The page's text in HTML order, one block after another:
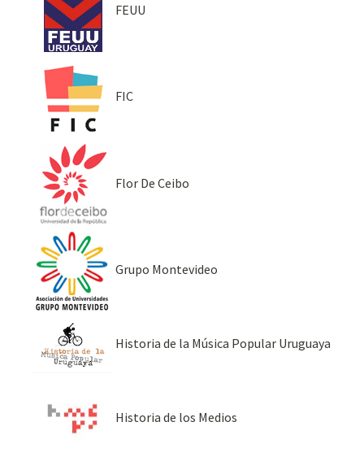
FEUU
FIC
Flor De Ceibo
Grupo Montevideo
Historia de la Música Popular Uruguaya
Historia de los Medios